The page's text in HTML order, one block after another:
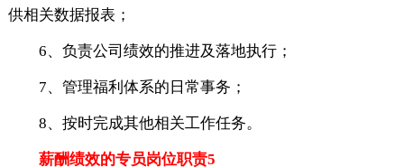
供相关数据报表；
6、负责公司绩效的推进及落地执行；
7、管理福利体系的日常事务；
8、按时完成其他相关工作任务。
薪酬绩效的专员岗位职责5